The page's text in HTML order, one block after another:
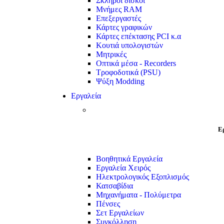
Μνήμες RAM
Επεξεργαστές
Κάρτες γραφικών
Κάρτες επέκτασης PCI κ.α
Κουτιά υπολογιστών
Μητρικές
Οπτικά μέσα - Recorders
Τροφοδοτικά (PSU)
Ψύξη Modding
Εργαλεία
Βοηθητικά Εργαλεία
Εργαλεία Χειρός
Ηλεκτρολογικός Εξοπλισμός
Κατσαβίδια
Μηχανήματα - Πολύμετρα
Πένσες
Σετ Εργαλείων
Συγκόλληση